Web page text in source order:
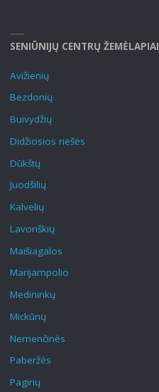
SENIŪNIJŲ CENTRŲ ŽEMĖLAPIAI
Avižienių
Bezdonių
Buivydžių
Didžiosios riešės
Dūkštų
Juodšilių
Kalvelių
Lavoriškių
Maišiagalos
Marijampolio
Medininkų
Mickūnų
Nemenčinės
Paberžės
Pagirių